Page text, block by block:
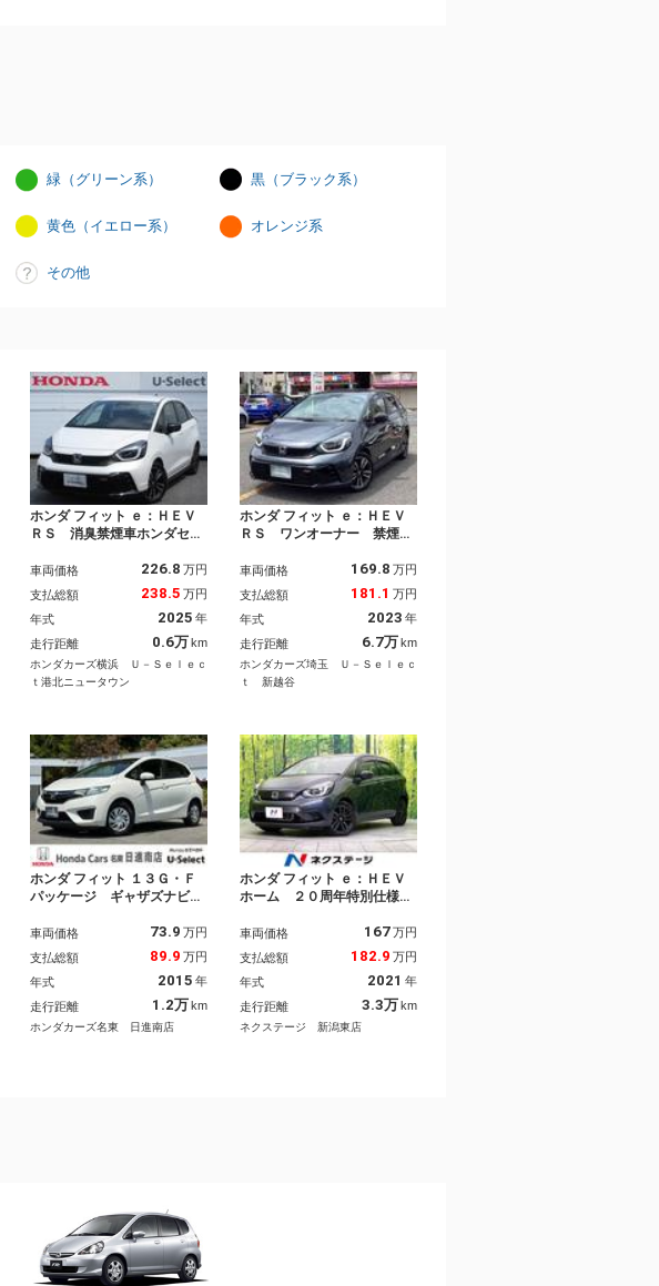
緑（グリーン系） 黒（ブラック系）
黄色（イエロー系） オレンジ系
その他
ホンダ フィット ｅ：ＨＥＶ
ＲＳ 消臭禁煙車ホンダセン
プレイＢｌｕｅｔｏｏｔｈＥ
ＴＣＲカメラワンオーナー
フルセグ対応 ＵＳＢ接続
レーダークルコン エアコ
ン Ｂカメ １オーナー 衝
突安全ボディ オートライト
車両価格 226.8 万円
支払総額 238.5 万円
年式 2025 年
走行距離 0.6万km
ホンダカーズ横浜 Ｕ－Ｓｅｌｅｃ
ｔ港北ニュータウン
ホンダ フィット ｅ：ＨＥＶ
ＲＳ ワンオーナー 禁煙
ダコネクトディスプレイ リ
アカメラ パーキングセンサ
ー ドラレコ サイドエアバ
ック ＥＴＣ フルオートエ
アコン フルセグ対応 ＵＳ
Ｂ接続 レーダークルコン
車両価格 169.8 万円
支払総額 181.1 万円
年式 2023 年
走行距離 6.7万km
ホンダカーズ埼玉 Ｕ－Ｓｅｌｅｃ
ｔ 新越谷
ホンダ フィット １３Ｇ・Ｆ
パッケージ ギャザズナビ／
車／保証無／リアカメラ／ス
マートキー／オートリトラミ
ラー／オートエアコン／スー
パーＵＶカットフロントガラ
ス／セキュリティーアラーム
／ 両席エアバック ワンセ
車両価格 73.9 万円
支払総額 89.9 万円
年式 2015 年
走行距離 1.2万km
ホンダカーズ名東 日進南店
ホンダ フィット ｅ：ＨＥＶ
ホーム ２０周年特別仕様
ンダコネクトディスプレイ
バックカメラ Ｂｌｕｅｔｏ
ｏｔｈ再生 フルセグＴＶ
衝突軽減装置 クリアランス
ソナー ハーフレザーシー
ト ＬＥＤヘッド オートハ
車両価格 167万円
支払総額 182.9 万円
年式 2021 年
走行距離 3.3万km
ネクステージ 新潟東店